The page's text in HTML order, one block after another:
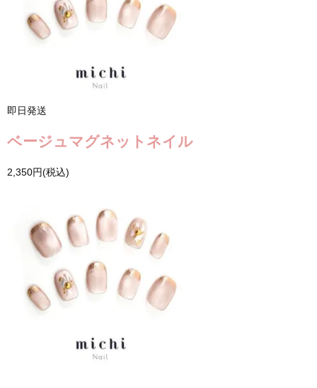
即日発送
ベージュマグネットネイル
2,350円(税込)